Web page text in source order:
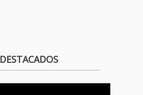
DESTACADOS